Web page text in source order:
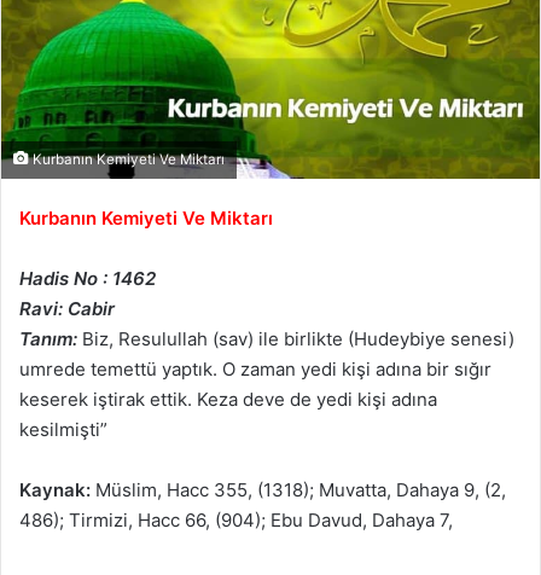
Kurbanın Kemiyeti Ve Miktarı
Kurbanın Kemiyeti Ve Miktarı
Hadis No : 1462
Ravi: Cabir
Tanım: Biz, Resulullah (sav) ile birlikte (Hudeybiye senesi)
umrede temettü yaptık. O zaman yedi kişi adına bir sığır
keserek iştirak ettik. Keza deve de yedi kişi adına
kesilmişti”
Kaynak: Müslim, Hacc 355, (1318); Muvatta, Dahaya 9, (2,
486); Tirmizi, Hacc 66, (904); Ebu Davud, Dahaya 7,